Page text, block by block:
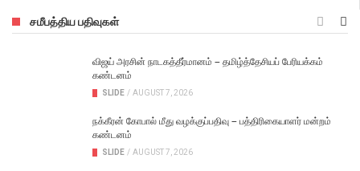
சமீபத்திய பதிவுகள்
விஜய் அரசின் நாடகத்தீர்மானம் – தமிழ்த்தேசியப் பேரியக்கம்
கண்டனம்
SLIDE / AUGUST 7, 2026
நக்கீரன் கோபால் மீது வழக்குப்பதிவு – பத்திரிகையாளர் மன்றம்
கண்டனம்
SLIDE / AUGUST 7, 2026